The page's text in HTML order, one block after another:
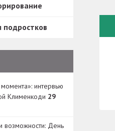
интервью
Клименкоди 29
возможности: День